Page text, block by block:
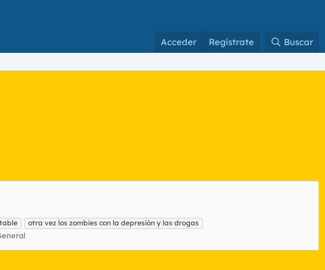
Acceder Regístrate Buscar
otra vez los zombies con la depresión y las drogas